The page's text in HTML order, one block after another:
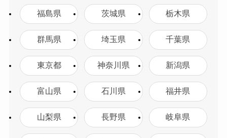
福島県 茨城県 栃木県
群馬県 埼玉県 千葉県
東京都 神奈川県 新潟県
富山県 石川県 福井県
山梨県 長野県 岐阜県